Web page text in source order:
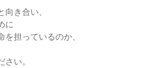
き合い、
に
担っているのか、
い。